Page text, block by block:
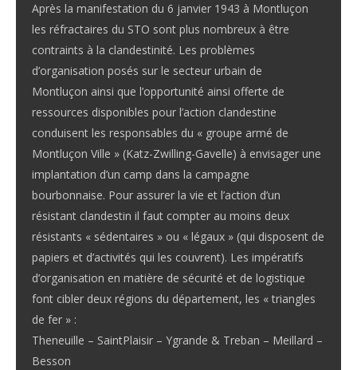
Après la manifestation du 6 janvier 1943 à Montluçon
les réfractaires du STO sont plus nombreux à être
contraints à la clandestinité. Les problèmes
d’organisation posés sur le secteur urbain de
Montluçon ainsi que l’opportunité ainsi offerte de
ressources disponibles pour l’action clandestine
conduisent les responsables du « groupe armé de
Montluçon Ville » (Katz-Zwilling-Gavelle) à envisager une
implantation d’un camp dans la campagne
bourbonnaise. Pour assurer la vie et l’action d’un
résistant clandestin il faut compter au moins deux
résistants « sédentaires » ou « légaux » (qui disposent de
papiers et d’activités qui les couvrent). Les impératifs
d’organisation en matière de sécurité et de logistique
font cibler deux régions du département, les « triangles
de fer » :
Theneuille – SaintPlaisir – Ygrande & Treban – Meillard –
Besson